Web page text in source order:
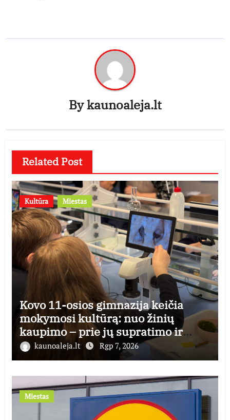
Bykaunoaleja.lt
Related Post
Kultūra Miestas
Kovo 11-osios gimnazija keičia
mokymosi kultūrą: nuo žinių
kaupimo – prie jų supratimo ir
taikymo
kaunoaleja.lt Rgp 7, 2026
Miestas